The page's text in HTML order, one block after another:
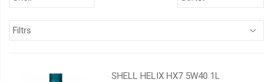
ELF
SHELL HELIX HX7 5W40 1L